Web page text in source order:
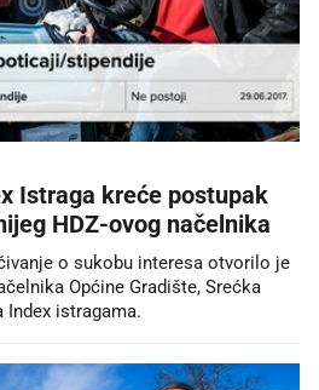
Istraga kreće postupak
HDZ-ovog načelnika
o sukobu interesa otvorilo je
Općine Gradište, Srećka
Index istragama.